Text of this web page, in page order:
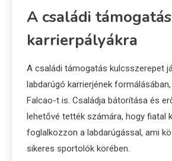
A családi
karrierpályákra
A családi támogatás kulcsszerepet
labdarúgó karrierjének
Falcao-t is. Családja bátorítása és
lehetővé tették számára, hogy fiatal
foglalkozzon a labdarúgással, ami
sikeres sportolók körében.